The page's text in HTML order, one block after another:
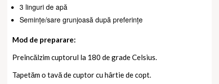
3 linguri de apă
Semințe/sare grunjoasă după preferințe
Mod de preparare:
Preîncălzim cuptorul la 180 de grade Celsius.
Tapetăm o tavă de cuptor cu hârtie de copt.